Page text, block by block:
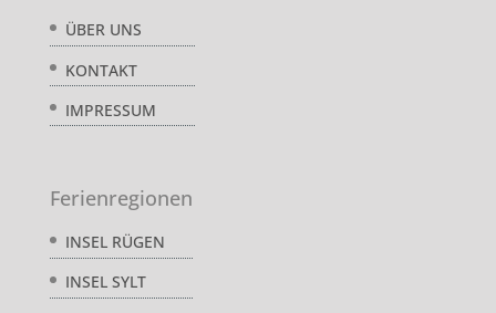
ÜBER UNS
KONTAKT
IMPRESSUM
Ferienregionen
INSEL RÜGEN
INSEL SYLT